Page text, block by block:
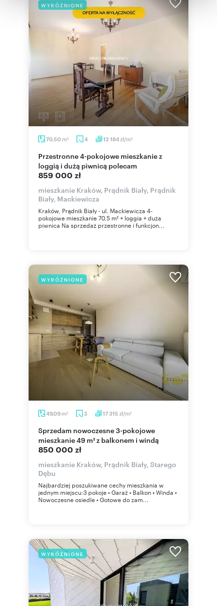
otrzymanymi od Ciebie lub uzyskanymi podczas
korzystania z ich usług.
WYRÓŻNIONE
70,50 m2 4 12 184zł/m2
Przestronne 4-pokojowe mieszkanie z
loggią i dużą piwnicą polecam
859 000 zł
mieszkanie Kraków, Prądnik Biały, Prądnik
Biały, Mackiewicza
Kraków, Prądnik Biały - ul. Mackiewicza 4-
pokojowe mieszkanie 70,5 m² + loggia + duża
piwnica Na sprzedaż przestronne i funkcjon...
WYRÓŻNIONE
49,09 m2 3 17 315 zł/m2
Sprzedam nowoczesne 3-pokojowe
mieszkanie 49 m² z balkonem i windą
850 000 zł
mieszkanie Kraków, Prądnik Biały, Starego
Dębu
Najbardziej poszukiwane cechy mieszkania w
jednym miejscu:3 pokoje • Garaż • Balkon • Winda •
Nowoczesne osiedle • Gotowe do zam...
WYRÓŻNIONE